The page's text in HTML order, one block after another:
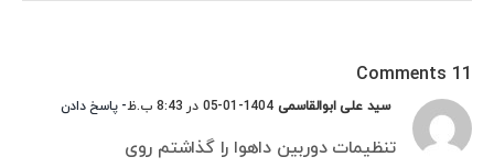
11 Comments
سید علی ابوالقاسمی 1404-01-05 در 8:43 ب.ظ - پاسخ دادن
تنظیمات دوربین داهوا را گذاشتم روی